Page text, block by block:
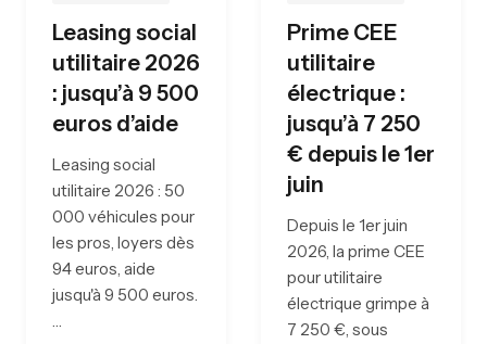
Leasing social
utilitaire 2026
: jusqu’à 9 500
euros d’aide
Leasing social
utilitaire 2026 : 50
000 véhicules pour
les pros, loyers dès
94 euros, aide
jusqu'à 9 500 euros.
…
Prime CEE
utilitaire
électrique :
jusqu’à 7 250
€ depuis le 1er
juin
Depuis le 1er juin
2026, la prime CEE
pour utilitaire
électrique grimpe à
7 250 €, sous